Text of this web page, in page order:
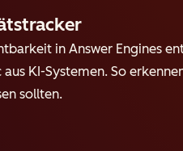
in Answer Engines
KI-Systemen. So
sollten.